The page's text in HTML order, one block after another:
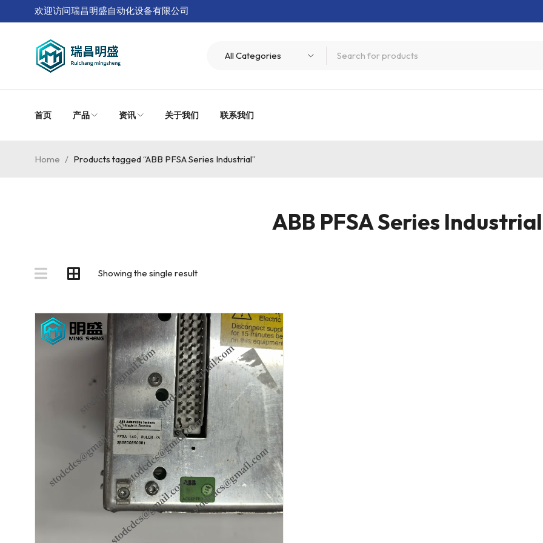
欢迎访问瑞昌明盛自动化设备有限公司
首页 产品 资讯 关于我们 联系我们
ABB PFSA Series Industrial
Home / Products tagged “ABB PFSA Series Industrial”
Showing the single result